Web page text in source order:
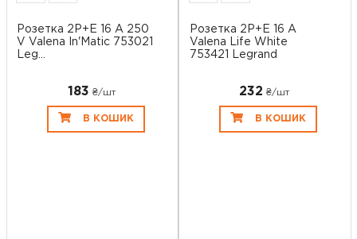
Розетка 2P+E 16 A 250
V Valena In'Matic 753021
Leg...
183 ₴/шт
В КОШИК
Розетка 2P+E 16 A
Valena Life White
753421 Legrand
232 ₴/шт
В КОШИК